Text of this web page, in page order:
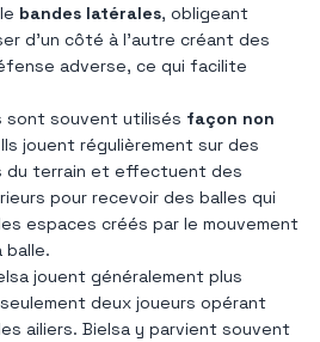
bandes latérales, obligeant
d'un côté à l'autre créant des
adverse, ce qui facilite
sont souvent utilisés façon non
Ils jouent régulièrement sur des
du terrain et effectuent des
pour recevoir des balles qui
espaces créés par le mouvement
balle.
jouent généralement plus
deux joueurs opérant
ailiers. Bielsa y parvient souvent